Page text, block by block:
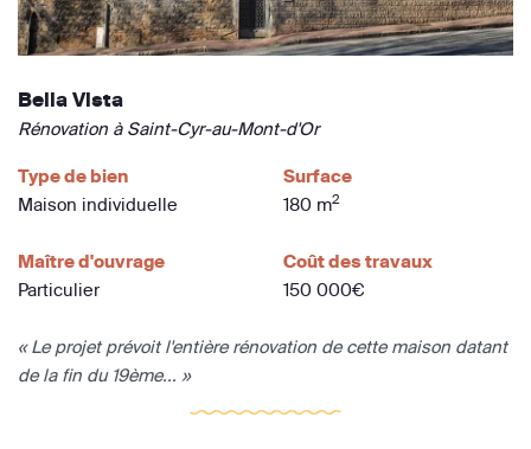
Bella Vista
Rénovation à Saint-Cyr-au-Mont-d'Or
Type de bien
Maison individuelle
Surface
180 m2
Maître d'ouvrage
Particulier
Coût des travaux
150 000€
« Le projet prévoit l'entière rénovation de cette maison datant
de la fin du 19ème... »